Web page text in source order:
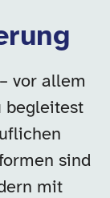
vor allem
begleitest
sind
mit